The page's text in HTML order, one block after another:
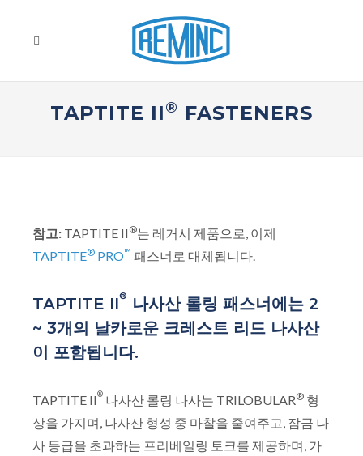
TAPTITE II® FASTENERS
참고: TAPTITE II®는 레거시 제품으로, 이제
TAPTITE® PRO™ 패스너로 대체됩니다.
TAPTITE II®
나사산 롤링 패스너에는 2
~ 3개의 날카로운 크레스트 리드 나사산
이 포함됩니다.
TAPTITE II® 나사산 롤링 나사는 TRILOBULAR® 형
상을 가지며, 나사산 형성 중 마찰을 줄여주고, 잠금 나
사 등급을 초과하는 프리베일링 토크를 제공하며, 가